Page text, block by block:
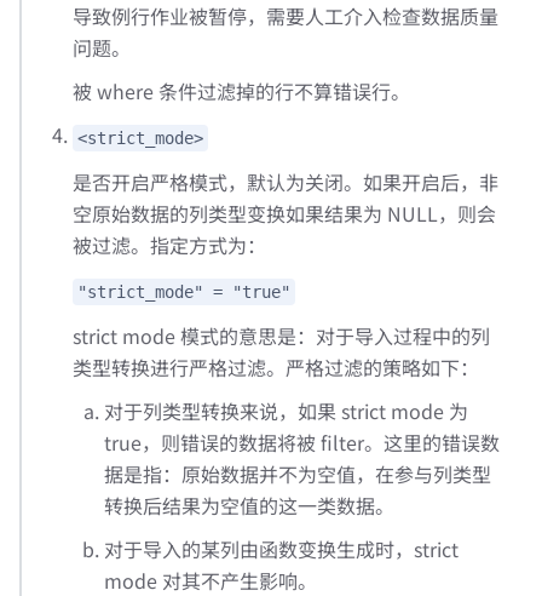
导致例行作业被暂停，需要人工介入检查数据质量
问题。
被 where 条件过滤掉的行不算错误行。
<strict_mode>
是否开启严格模式，默认为关闭。如果开启后，非
空原始数据的列类型变换如果结果为 NULL，则会
被过滤。指定方式为：
"strict_mode" = "true"
strict mode 模式的意思是：对于导入过程中的列
类型转换进行严格过滤。严格过滤的策略如下：
对于列类型转换来说，如果 strict mode 为
true，则错误的数据将被 filter。这里的错误数
据是指：原始数据并不为空值，在参与列类型
转换后结果为空值的这一类数据。
对于导入的某列由函数变换生成时，strict
mode 对其不产生影响。